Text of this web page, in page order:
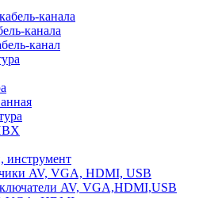
канала
канала
канал
инструмент
AV, VGA, HDMI, USB
AV, VGA,HDMI,USB